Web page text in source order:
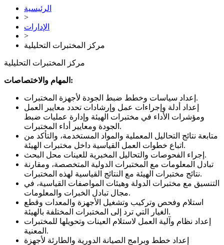
الرئيسية
>
الإدارات
>
مركز المختبرات التحليلية
مركز المختبرات التحليلية
المهام والاختصاصات:
إعداد سياسات وخطط ضبط الجودة لأجهزة المختبرات.
إعداد أدلة وإجراءات عمل وإرشادات تحدد معايير العمل
ومؤشرات الأداء في مختبرات الهيئة وإدارة عمليات ضبط
الجودة ومعايير أداء المختبرات.
متابعة نتائج التحاليل المعملية والمواد المستخدمة، والتأكد من
اتباع خطوات العمل القياسية داخل مختبرات الهيئة.
إجراء الفحوصات والتحاليل المخبرية للعينات محل البحث.
تبادل المعلومات مع المختبرات الدولية المتخصصة، ومقارنة
نتائج مختبرات الهيئة مع النتائج القياسية لهذه المختبرات.
التنسيق مع مختبرات الدولة وهيئات المواصفات القياسية، في
مجال تبادل الخبرات والمعلومات.
استلام وفحص وتركيب وتشغيل الأجهزة والمعدات وقطع
الغيار التي ترد إلى المختبرات المختلفة بالهيئة.
إعداد نظام وآلية العمل لاستلام العينات وتحويلها للمختبرات
المعنية.
إعداد خطط وبرامج الصيانة الدورية والطارئة لأجهزة